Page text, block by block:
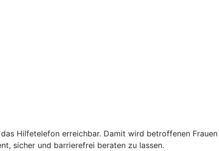
Hilfetelefon erreichbar. Damit wird betroffenen
sicher und barrierefrei beraten zu lassen.